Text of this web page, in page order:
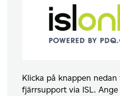
Klicka på knappen
fjärrsupport via ISL.